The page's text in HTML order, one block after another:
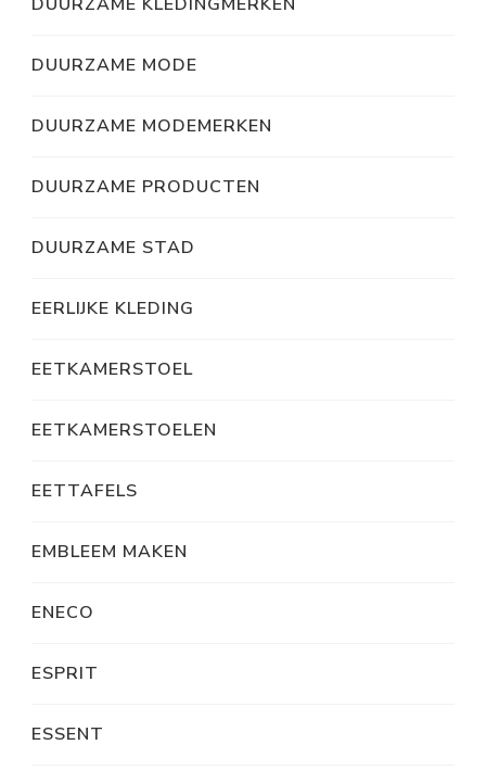
DUURZAME MODE
DUURZAME MODEMERKEN
DUURZAME PRODUCTEN
DUURZAME STAD
EERLIJKE KLEDING
EETKAMERSTOEL
EETKAMERSTOELEN
EETTAFELS
EMBLEEM MAKEN
ENECO
ESPRIT
ESSENT